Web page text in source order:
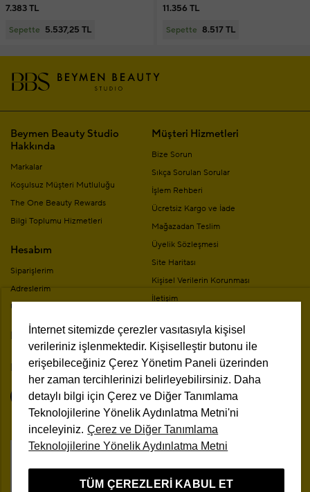
Parfüm Seti
7.383 TL
Sepette 5.537,25 TL
11.356 TL
Sepette 8.517 TL
Beymen Beauty Studio
Hakkında
Markalar
Koşulsuz Müşteri Mutluluğu
The One Beauty Rewards
Bilgi Toplumu Hizmetleri
Hesabım
Siparişlerim
Adreslerim
Üyelik Bilgilerim
Mağazalar
Müşteri Hizmetleri
Bize Sorun
Sıkça Sorulan Sorular
İşlem Rehberi
Ücretsiz Kargo ve İade
Mağazadan Teslim
Üyelik Sözleşmesi
Site Haritası
Kişisel Verilerin Korunması
İletişim
Kampanya Koşulları
Bizi Takip Edin
Çerez Yönetim Paneli
İnternet sitemizde çerezler vasıtasıyla kişisel
verileriniz işlenmektedir. Kişiselleştir butonu ile
erişebileceğiniz Çerez Yönetim Paneli üzerinden
her zaman tercihlerinizi belirleyebilirsiniz. Daha
detaylı bilgi için Çerez ve Diğer Tanımlama
Teknolojilerine Yönelik Aydınlatma Metni'ni
inceleyiniz. Çerez ve Diğer Tanımlama
Teknolojilerine Yönelik Aydınlatma Metni
TÜM ÇEREZLERI KABUL ET